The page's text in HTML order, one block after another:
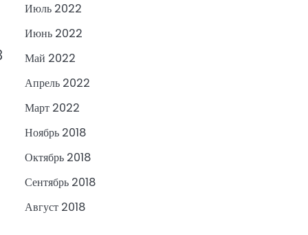
Июль 2022
Июнь 2022
Май 2022
Апрель 2022
Март 2022
Ноябрь 2018
Октябрь 2018
Сентябрь 2018
Август 2018